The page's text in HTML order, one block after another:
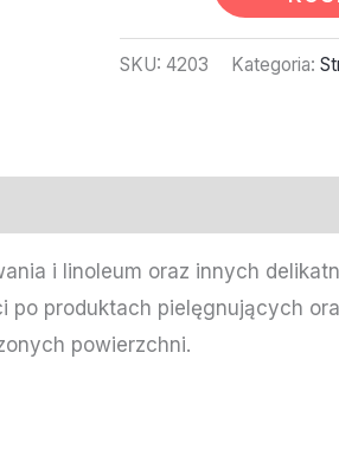
SKU: 4203 Kategoria:
i linoleum oraz innych
po produktach pielęgnujących
powierzchni.